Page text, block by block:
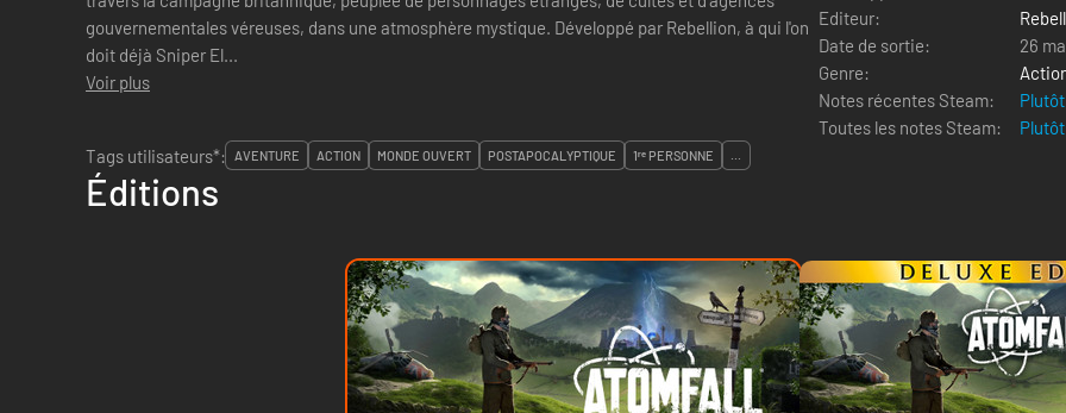
gouvernementales véreuses, dans une atmosphère mystique. Développé par Rebellion, à qui l'on
doit déjà Sniper El...
Voir plus
Editeur:
Date de sortie:
26
Genre:
Notes récentes Steam:
Toutes les notes Steam:
Tags utilisateurs*:
AVENTURE ACTION MONDE OUVERT POSTAPOCALYPTIQUE 1ʳᵉ PERSONNE ...
Éditions